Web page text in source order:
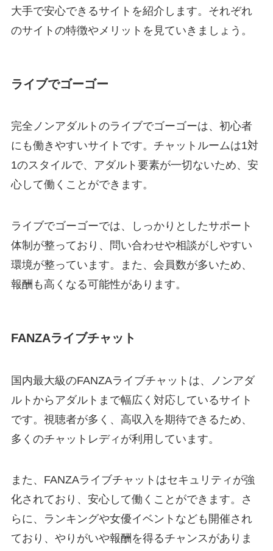
大手で安心できるサイトを紹介します。それぞれ
のサイトの特徴やメリットを見ていきましょう。
ライブでゴーゴー
完全ノンアダルトのライブでゴーゴーは、初心者
にも働きやすいサイトです。チャットルームは1対
1のスタイルで、アダルト要素が一切ないため、安
心して働くことができます。
ライブでゴーゴーでは、しっかりとしたサポート
体制が整っており、問い合わせや相談がしやすい
環境が整っています。また、会員数が多いため、
報酬も高くなる可能性があります。
FANZAライブチャット
国内最大級のFANZAライブチャットは、ノンアダ
ルトからアダルトまで幅広く対応しているサイト
です。視聴者が多く、高収入を期待できるため、
多くのチャットレディが利用しています。
また、FANZAライブチャットはセキュリティが強
化されており、安心して働くことができます。さ
らに、ランキングや女優イベントなども開催され
ており、やりがいや報酬を得るチャンスがありま